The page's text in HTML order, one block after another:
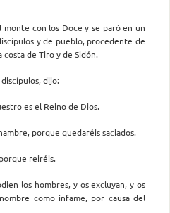
monte con los Doce y se paró en un
y de pueblo, procedente de
costa de Tiro y de Sidón.
dijo:
es el Reino de Dios.
porque quedaréis saciados.
reiréis.
los hombres, y os excluyan, y os
como infame, por causa del